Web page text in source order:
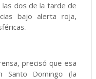
dos de la tarde de
bajo alerta roja,
precisó que esa
Santo Domingo (la